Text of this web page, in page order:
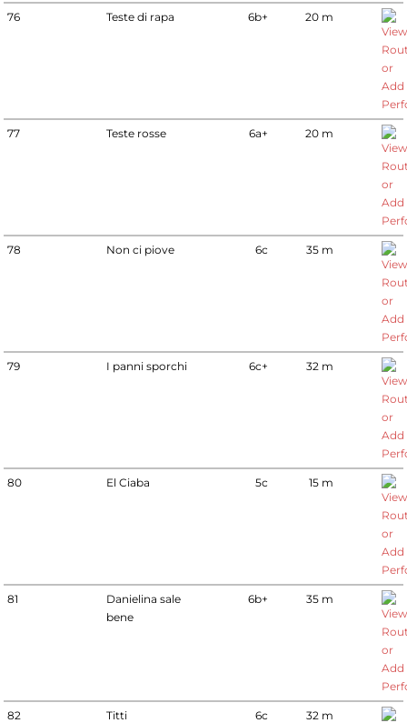
76 Teste di rapa 6b+ 20 m
77 Teste rosse 6a+ 20 m
78 Non ci piove 6c 35 m
79 I panni sporchi 6c+ 32 m
80 El Ciaba 5c 15 m
81
Danielina sale
bene
6b+ 35 m
82 Titti 6c 32 m